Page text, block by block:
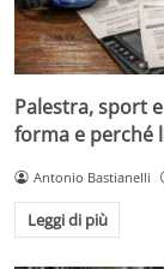
Palestra, sport
forma e perché
Antonio Bastianelli
Leggi di più